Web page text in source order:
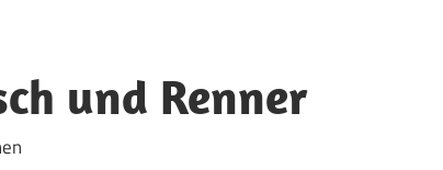
und Renner